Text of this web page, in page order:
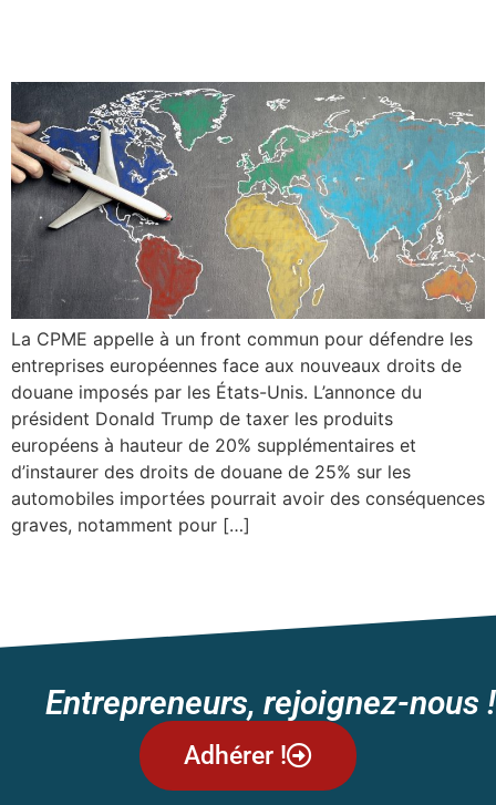
La CPME appelle à un front commun pour défendre les
entreprises européennes face aux nouveaux droits de
douane imposés par les États-Unis. L’annonce du
président Donald Trump de taxer les produits
européens à hauteur de 20% supplémentaires et
d’instaurer des droits de douane de 25% sur les
automobiles importées pourrait avoir des conséquences
graves, notamment pour […]
Entrepreneurs, rejoignez-nous !
Adhérer !